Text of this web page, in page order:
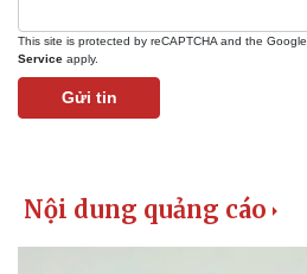
This site is protected by reCAPTCHA and the Google
Service apply.
Gửi tin